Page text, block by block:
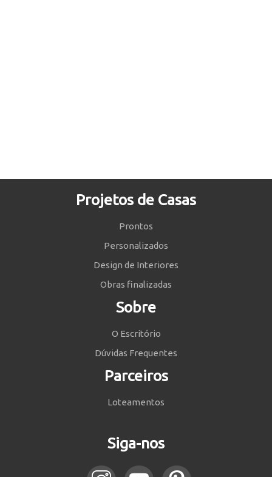
Projetos de Casas
Prontos
Personalizados
Design de Interiores
Obras finalizadas
Sobre
O Escritório
Dúvidas Frequentes
Parceiros
Loteamentos
Siga-nos